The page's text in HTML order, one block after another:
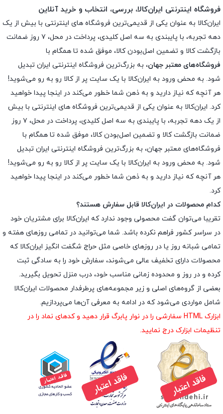
فروشگاه اینترنتی ایران‌کالا، بررسی، انتخاب و خرید آنلاین
ایران‌کالا به عنوان یکی از قدیمی‌ترین فروشگاه های اینترنتی با بیش از یک
دهه تجربه، با پایبندی به سه اصل کلیدی، پرداخت در محل، ۷ روز ضمانت
بازگشت کالا و تضمین اصل‌بودن کالا، موفق شده تا همگام با
فروشگاه‌های معتبر جهان، به بزرگ‌ترین فروشگاه اینترنتی ایران تبدیل
شود. به محض ورود به ایران‌کالا با یک سایت پر از کالا رو به رو می‌شوید!
هر آنچه که نیاز دارید و به ذهن شما خطور می‌کند در اینجا پیدا خواهید
کرد. ایران‌کالا به عنوان یکی از قدیمی‌ترین فروشگاه های اینترنتی با بیش
از یک دهه تجربه، با پایبندی به سه اصل کلیدی، پرداخت در محل، ۷ روز
ضمانت بازگشت کالا و تضمین اصل‌بودن کالا، موفق شده تا همگام با
فروشگاه‌های معتبر جهان، به بزرگ‌ترین فروشگاه اینترنتی ایران تبدیل
شود. به محض ورود به ایران‌کالا با یک سایت پر از کالا رو به رو می‌شوید!
هر آنچه که نیاز دارید و به ذهن شما خطور می‌کند در اینجا پیدا خواهید
کرد.
کدام محصولات در ایران‌کالا قابل سفارش هستند؟
تقریبا می‌توان گفت محصولی وجود ندارد که ایران‌کالا برای مشتریان خود
در سراسر کشور فراهم نکرده باشد. شما می‌توانید در تمامی روزهای هفته و
تمامی شبانه روز یا در روزهای خاصی مثل حراج شگفت انگیز ایران‌کالا که
محصولات دارای تخفیف عالی می‌شوند، سفارش خود را به سادگی ثبت
کرده و در روز و محدوده زمانی مناسب خود، درب منزل تحویل بگیرید.
بعضی از گروه‌های اصلی و زیر مجموعه‌های پرطرفدار محصولات ایران‌کالا
شامل مواردی می‌شود که در ادامه به معرفی آن‌ها می‌پردازیم.
ابزارک HTML سفارشی را در نوار پابرگ قرار دهید و کدهای نماد را در
تنظیمات ابزارک درج نمایید.